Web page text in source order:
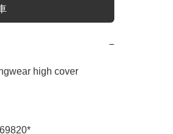
−
high cover